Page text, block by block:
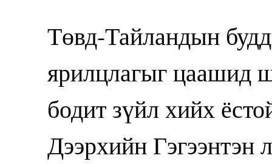
Төвд-Тайландын
ярилцлагыг цаашид
бодит зүйл хийх
Дээрхийн Гэгээнтэн